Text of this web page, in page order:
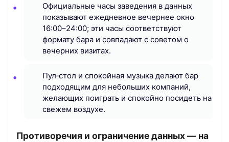
Официальные часы заведения в данных
показывают ежедневное вечернее окно
16:00–24:00; эти часы соответствуют
формату бара и совпадают с советом о
вечерних визитах.
Пул‑стол и спокойная музыка делают бар
подходящим для небольших компаний,
желающих поиграть и спокойно посидеть на
свежем воздухе.
Противоречия и ограничение данных — на